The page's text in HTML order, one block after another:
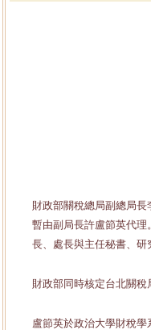
財政部關稅總局副總局
暫由副局長許盧節英代理
長、處長與主任秘書、研
財政部同時核定台北關
盧節英於政治大學財稅